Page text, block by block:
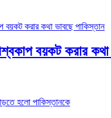
বয়কট করার